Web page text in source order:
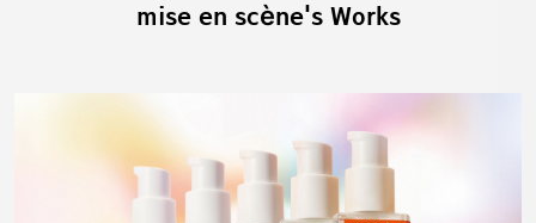
mise en scène's Works